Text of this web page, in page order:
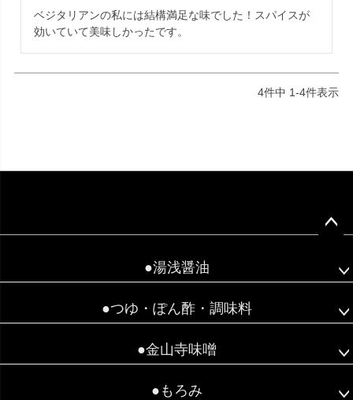
ベジタリアンの私には結構満足な味でした！スパイスが
効いていて美味しかったです。
4件中 1-4件表示
●湯浅醤油
●つゆ・ぽん酢・調味料
●金山寺味噌
●もろみ